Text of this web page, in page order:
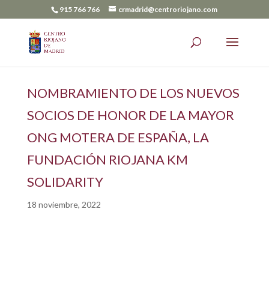
915 766 766 crmadrid@centroriojano.com
NOMBRAMIENTO DE LOS NUEVOS
SOCIOS DE HONOR DE LA MAYOR
ONG MOTERA DE ESPAÑA, LA
FUNDACIÓN RIOJANA KM
SOLIDARITY
18 noviembre, 2022